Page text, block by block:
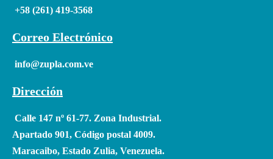
+58 (261) 419-3568
Correo Electrónico
info@zupla.com.ve
Dirección
Calle 147 nº 61-77. Zona Industrial.
Apartado 901, Código postal 4009.
Maracaibo, Estado Zulia, Venezuela.